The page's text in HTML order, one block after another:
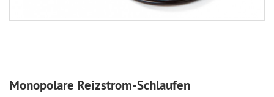
Monopolare Reizstrom-Schlaufen